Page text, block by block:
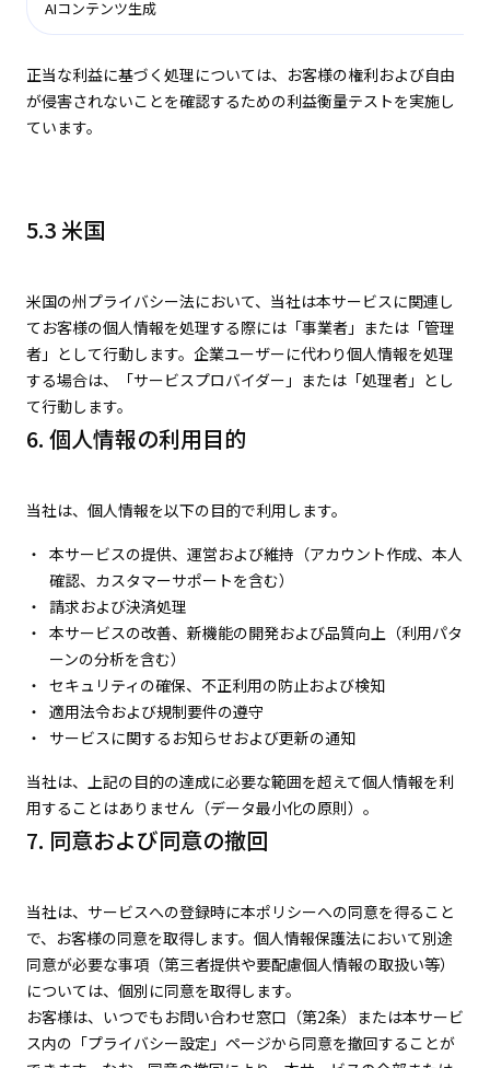
AIコンテンツ生成
正当な利益に基づく処理については、お客様の権利および自由
が侵害されないことを確認するための利益衡量テストを実施し
ています。
5.3 米国
米国の州プライバシー法において、当社は本サービスに関連し
てお客様の個人情報を処理する際には「事業者」または「管理
者」として行動します。企業ユーザーに代わり個人情報を処理
する場合は、「サービスプロバイダー」または「処理者」とし
て行動します。
6. 個人情報の利用目的
当社は、個人情報を以下の目的で利用します。
本サービスの提供、運営および維持（アカウント作成、本人
確認、カスタマーサポートを含む）
請求および決済処理
本サービスの改善、新機能の開発および品質向上（利用パタ
ーンの分析を含む）
セキュリティの確保、不正利用の防止および検知
適用法令および規制要件の遵守
サービスに関するお知らせおよび更新の通知
当社は、上記の目的の達成に必要な範囲を超えて個人情報を利
用することはありません（データ最小化の原則）。
7. 同意および同意の撤回
当社は、サービスへの登録時に本ポリシーへの同意を得ること
で、お客様の同意を取得します。個人情報保護法において別途
同意が必要な事項（第三者提供や要配慮個人情報の取扱い等）
については、個別に同意を取得します。
お客様は、いつでもお問い合わせ窓口（第2条）または本サービ
ス内の「プライバシー設定」ページから同意を撤回することが